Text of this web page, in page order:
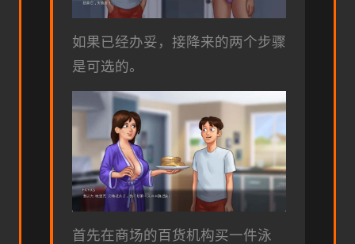
如果已经办妥，接降来的两个步骤
是可选的。
首先在商场的百货机构买一件泳